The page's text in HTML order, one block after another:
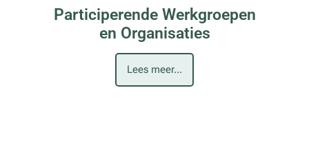
Participerende Werkgroepen
en Organisaties
Lees meer...